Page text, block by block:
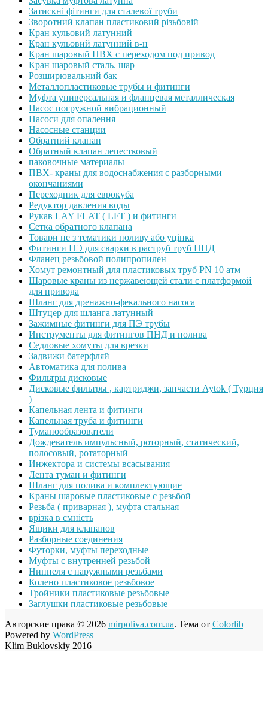
Затискні фітинги для сталевої труби
Зворотний клапан пластиковий різьбовій
Кран кульовий латунний
Кран кульовий латунний в-н
Кран шаровый ПВХ с переходом под привод
Кран шаровый сталь. шар
Розширювальний бак
Металлопластиковые трубы и фитинги
Муфта универсальная и фланцевая металлическая
Насос погружной вибрационный
Насоси для опалення
Насосные станции
Обратний клапан
Обратный клапан лепестковый
паковочные материалы
ПВХ- краны для водоснабжения с разборными
окончаниями
Переходник для еврокуба
Редуктор давления воды
Рукав LAY FLAT ( LFT ) и фитинги
Сетка обратного клапана
Товари не з тематики поливу або уцінка
Фитинги ПЭ для сварки в раструб труб ПНД
Фланец резьбовой полипропилен
Хомут ремонтный для пластиковых труб PN 10 атм
Шаровые краны из нержавеющей стали с платформой
для привода
Шланг для дренажно-фекального насоса
Штуцер для шланга латунный
Зажимные фитинги для ПЭ трубы
Инструменты для фитингов ПНД и полива
Седловые хомуты для врезки
Задвижи батерфляй
Автоматика для полива
Фильтры дисковые
Дисковые фильтры , картриджи, запчасти Aytok ( Турция
)
Капельная лента и фитинги
Капельная труба и фитинги
Туманообразователи
Дождеватель импульсный, роторный, статический,
полосовый, ротаторный
Инжектора и системы всасывания
Лента туман и фитинги
Шланг для полива и комплектующие
Краны шаровые пластиковые с резьбой
Резьба ( приварная ), муфта стальная
врізка в ємність
Ящики для клапанов
Разборные соединения
Футорки, муфты переходные
Муфты с внутренней резьбой
Ниппеля с наружными резьбами
Колено пластиковое резьбовое
Тройники пластиковые резьбовые
Заглушки пластиковые резьбовые
Авторские права © 2026 mirpoliva.com.ua. Тема от Colorlib
Powered by WordPress
Klim Buklovskiy 2016